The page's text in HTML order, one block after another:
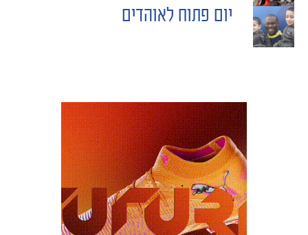
NAVIGATION
יום פתוח לאוהדים